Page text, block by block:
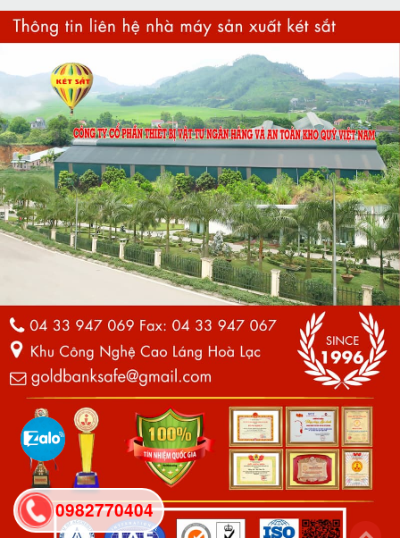
0982770404